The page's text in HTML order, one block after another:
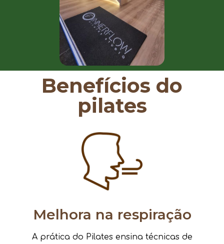
Benefícios do
pilates
Melhora na respiração
A prática do Pilates ensina técnicas de